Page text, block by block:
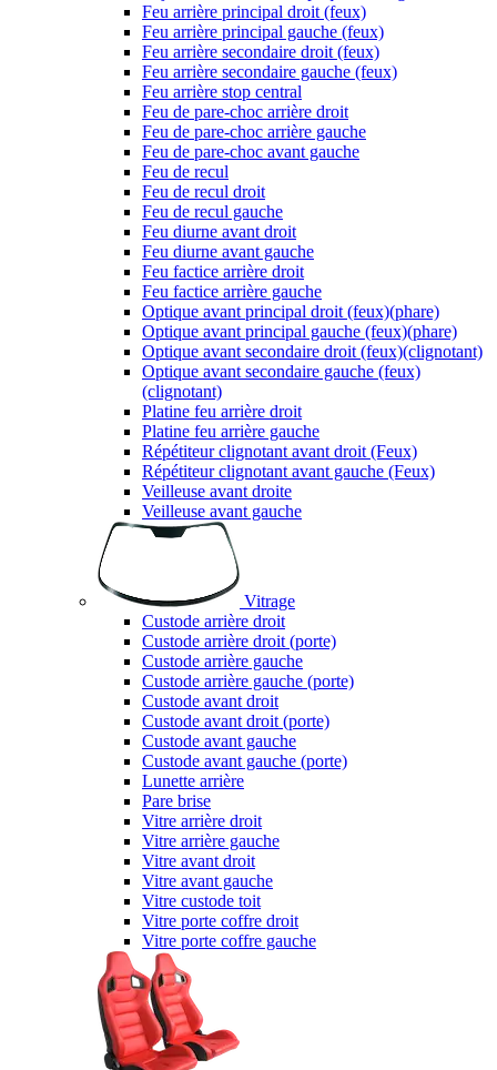
Feu arrière principal droit (feux)
Feu arrière principal gauche (feux)
Feu arrière secondaire droit (feux)
Feu arrière secondaire gauche (feux)
Feu arrière stop central
Feu de pare-choc arrière droit
Feu de pare-choc arrière gauche
Feu de pare-choc avant gauche
Feu de recul
Feu de recul droit
Feu de recul gauche
Feu diurne avant droit
Feu diurne avant gauche
Feu factice arrière droit
Feu factice arrière gauche
Optique avant principal droit (feux)(phare)
Optique avant principal gauche (feux)(phare)
Optique avant secondaire droit (feux)(clignotant)
Optique avant secondaire gauche (feux)
(clignotant)
Platine feu arrière droit
Platine feu arrière gauche
Répétiteur clignotant avant droit (Feux)
Répétiteur clignotant avant gauche (Feux)
Veilleuse avant droite
Veilleuse avant gauche
Vitrage
Custode arrière droit
Custode arrière droit (porte)
Custode arrière gauche
Custode arrière gauche (porte)
Custode avant droit
Custode avant droit (porte)
Custode avant gauche
Custode avant gauche (porte)
Lunette arrière
Pare brise
Vitre arrière droit
Vitre arrière gauche
Vitre avant droit
Vitre avant gauche
Vitre custode toit
Vitre porte coffre droit
Vitre porte coffre gauche